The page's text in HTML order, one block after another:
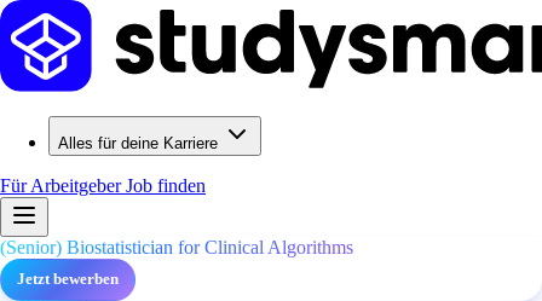
Alles für deine Karriere
Für ArbeitgeberJob finden
(Senior) Biostatistician for Clinical Algorithms
Jetzt bewerben